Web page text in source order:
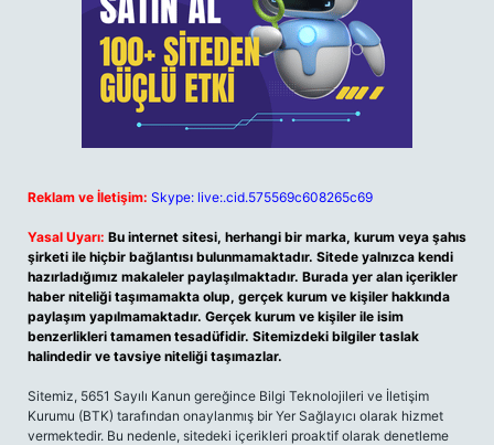
Reklam ve İletişim: Skype: live:.cid.575569c608265c69
Yasal Uyarı: Bu internet sitesi, herhangi bir marka, kurum veya şahıs
şirketi ile hiçbir bağlantısı bulunmamaktadır. Sitede yalnızca kendi
hazırladığımız makaleler paylaşılmaktadır. Burada yer alan içerikler
haber niteliği taşımamakta olup, gerçek kurum ve kişiler hakkında
paylaşım yapılmamaktadır. Gerçek kurum ve kişiler ile isim
benzerlikleri tamamen tesadüfidir. Sitemizdeki bilgiler taslak
halindedir ve tavsiye niteliği taşımazlar.
Sitemiz, 5651 Sayılı Kanun gereğince Bilgi Teknolojileri ve İletişim
Kurumu (BTK) tarafından onaylanmış bir Yer Sağlayıcı olarak hizmet
vermektedir. Bu nedenle, sitedeki içerikleri proaktif olarak denetleme